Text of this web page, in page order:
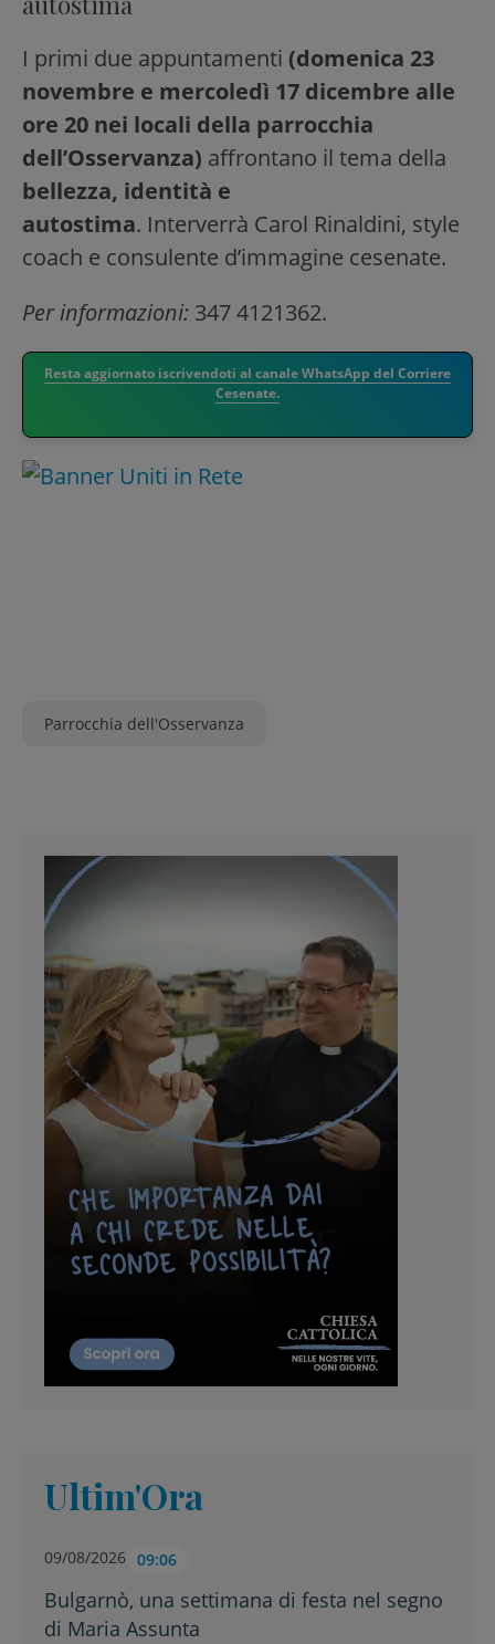
I primi due appuntamenti (domenica 23
novembre e mercoledì 17 dicembre alle
ore 20 nei locali della parrocchia
dell’Osservanza) affrontano il tema della
bellezza, identità e
autostima. Interverrà Carol Rinaldini, style
coach e consulente d’immagine cesenate.
Per informazioni: 347 4121362.
Resta aggiornato iscrivendoti al canale WhatsApp del Corriere
Cesenate.
Parrocchia dell'Osservanza
Ultim'Ora
09/08/2026 09:06
Bulgarnò, una settimana di festa nel segno
di Maria Assunta